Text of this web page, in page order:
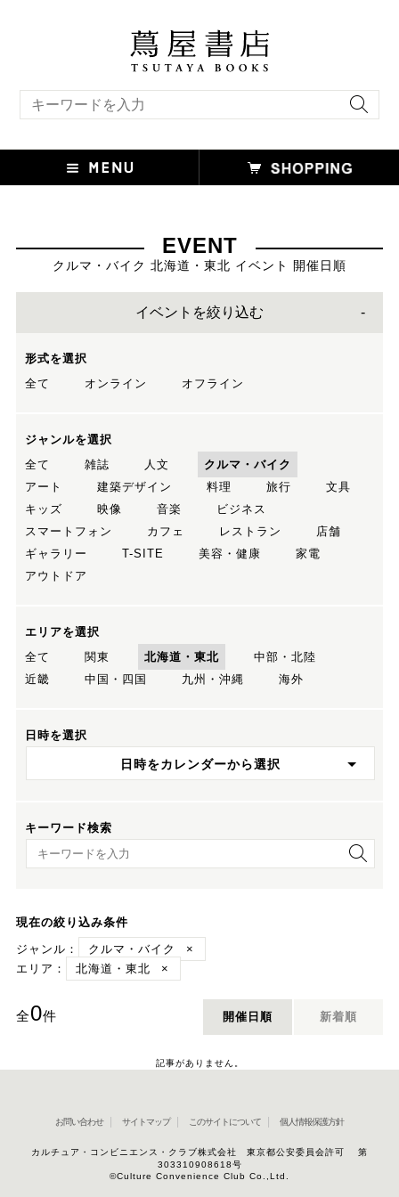
EVENT
クルマ・バイク 北海道・東北 イベント 開催日順
イベントを絞り込む
形式を選択
全て
オンライン オフライン
ジャンルを選択
全て
雑誌 人文
クルマ・バイク
アート
建築デザイン 料理 旅行
文具
キッズ
映像 音楽
ビジネス
スマートフォン
カフェ レストラン
店舗
ギャラリー
T-SITE 美容・健康
家電
アウトドア
エリアを選択
全て
関東 北海道・東北
中部・北陸
近畿
中国・四国 九州・沖縄 海外
日時を選択
日時をカレンダーから選択
キーワード検索
キーワード検索
現在の絞り込み条件
ジャンル：
クルマ・バイク
×
エリア：
北海道・東北 ×
全0件 開催日順 新着順
記事がありません。
お問い合わせ サイトマップ このサイトについて 個人情報保護方針
カルチュア・コンビニエンス・クラブ株式会社 東京都公安委員会許可 第
303310908618号
©Culture Convenience Club Co.,Ltd.